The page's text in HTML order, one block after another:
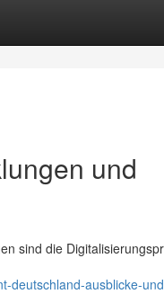
und
sind die
deutschland-ausblicke-